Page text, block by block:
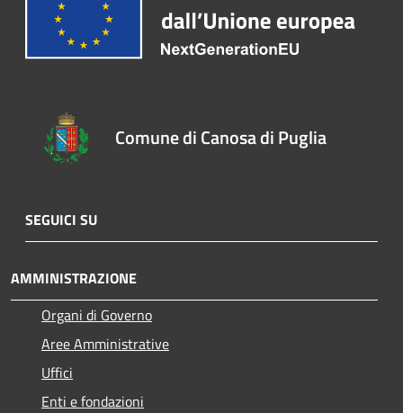
Comune di Canosa di Puglia
SEGUICI SU
AMMINISTRAZIONE
Organi di Governo
Aree Amministrative
Uffici
Enti e fondazioni